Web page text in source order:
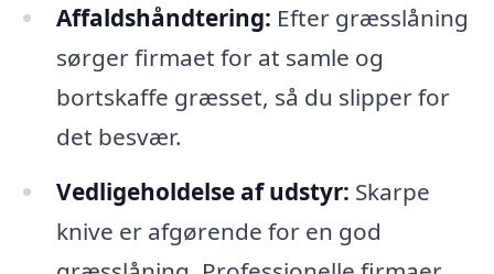
Affaldshåndtering: Efter græsslåning
sørger firmaet for at samle og
bortskaffe græsset, så du slipper for
det besvær.
Vedligeholdelse af udstyr: Skarpe
knive er afgørende for en god